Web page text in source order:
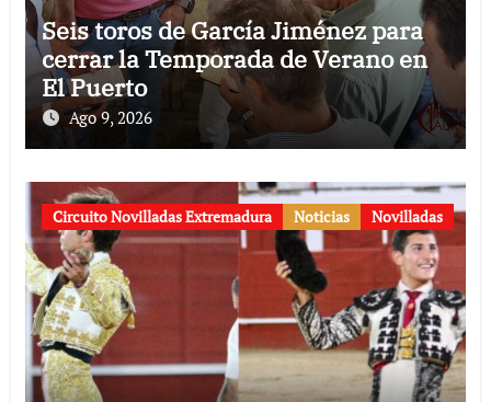
Seis toros de García Jiménez para
cerrar la Temporada de Verano en
El Puerto
Ago 9, 2026
Circuito Novilladas Extremadura Noticias Novilladas